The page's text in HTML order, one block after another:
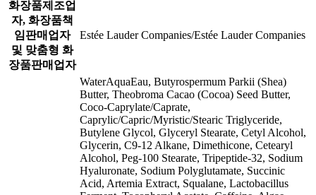
화장품제조업
자, 화장품책
임판매업자
및 맞춤형 화
장품판매업자
Estée Lauder Companies/Estée Lauder Companies
WaterAquaEau, Butyrospermum Parkii (Shea)
Butter, Theobroma Cacao (Cocoa) Seed Butter,
Coco-Caprylate/Caprate,
Caprylic/Capric/Myristic/Stearic Triglyceride,
Butylene Glycol, Glyceryl Stearate, Cetyl Alcohol,
Glycerin, C9-12 Alkane, Dimethicone, Cetearyl
Alcohol, Peg-100 Stearate, Tripeptide-32, Sodium
Hyaluronate, Sodium Polyglutamate, Succinic
Acid, Artemia Extract, Squalane, Lactobacillus